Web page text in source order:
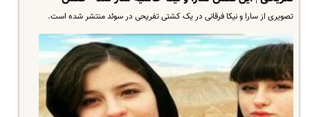
تصویری از سارا و نیکا فرقانی در یک کشتی تفریحی در سوئد منتشر شده است.